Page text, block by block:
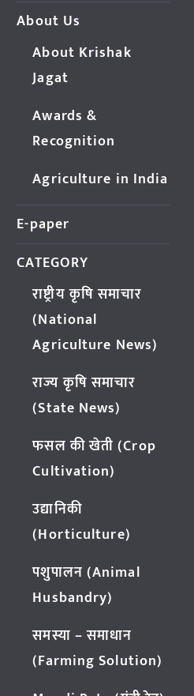
About Us
About Krishak
Jagat
Awards &
Recognition
Agriculture in India
E-paper
CATEGORY
राष्ट्रीय कृषि समाचार
(National
Agriculture News)
राज्य कृषि समाचार
(State News)
फसल की खेती (Crop
Cultivation)
उद्यानिकी
(Horticulture)
पशुपालन (Animal
Husbandry)
समस्या – समाधान
(Farming Solution)